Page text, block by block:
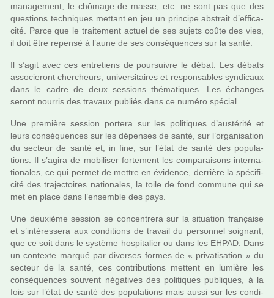
mana­ge­ment, le chô­mage de masse, etc. ne sont pas que des
ques­tions tech­ni­ques met­tant en jeu un prin­cipe abs­trait d’effi­ca­
cité. Parce que le trai­te­ment actuel de ses sujets coûte des vies,
il doit être repensé à l’aune de ses consé­quen­ces sur la santé.
Il s’agit avec ces entre­tiens de pour­sui­vre le débat. Les débats
asso­cie­ront cher­cheurs, uni­ver­si­tai­res et res­pon­sa­bles syn­di­caux
dans le cadre de deux ses­sions thé­ma­ti­ques. Les échanges
seront nour­ris des tra­vaux publiés dans ce numéro spé­cial
Une pre­mière ses­sion por­tera sur les poli­ti­ques d’aus­té­rité et
leurs consé­quen­ces sur les dépen­ses de santé, sur l’orga­ni­sa­tion
du sec­teur de santé et, in fine, sur l’état de santé des popu­la­
tions. Il s’agira de mobi­li­ser for­te­ment les com­pa­rai­sons inter­na­
tio­na­les, ce qui permet de mettre en évidence, der­rière la spé­ci­fi­
cité des tra­jec­toi­res natio­na­les, la toile de fond com­mune qui se
met en place dans l’ensem­ble des pays.
Une deuxième ses­sion se concen­trera sur la situa­tion fran­çaise
et s’inté­res­sera aux condi­tions de tra­vail du per­son­nel soi­gnant,
que ce soit dans le sys­tème hos­pi­ta­lier ou dans les EHPAD. Dans
un contexte marqué par diver­ses formes de « pri­va­ti­sa­tion » du
sec­teur de la santé, ces contri­bu­tions met­tent en lumière les
consé­quen­ces sou­vent néga­ti­ves des poli­ti­ques publi­ques, à la
fois sur l’état de santé des popu­la­tions mais aussi sur les condi­